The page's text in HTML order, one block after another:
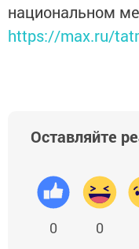
национальном
https://max.ru/
Оставляйте
0 0